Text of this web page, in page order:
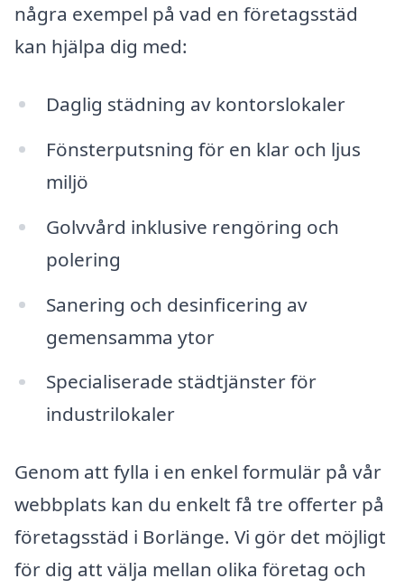
några exempel på vad en företagsstäd
kan hjälpa dig med:
Daglig städning av kontorslokaler
Fönsterputsning för en klar och ljus
miljö
Golvvård inklusive rengöring och
polering
Sanering och desinficering av
gemensamma ytor
Specialiserade städtjänster för
industrilokaler
Genom att fylla i en enkel formulär på vår
webbplats kan du enkelt få tre offerter på
företagsstäd i Borlänge. Vi gör det möjligt
för dig att välja mellan olika företag och